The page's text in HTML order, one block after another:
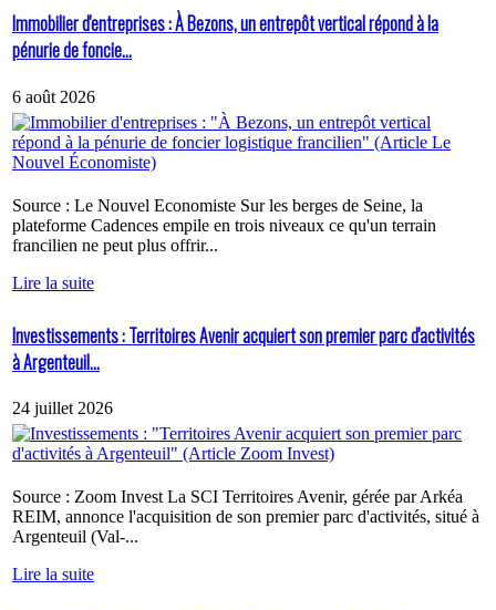
Immobilier d'entreprises : À Bezons, un entrepôt vertical répond à la
pénurie de foncie...
6 août 2026
Source : Le Nouvel Economiste Sur les berges de Seine, la
plateforme Cadences empile en trois niveaux ce qu'un terrain
francilien ne peut plus offrir...
Lire la suite
Investissements : Territoires Avenir acquiert son premier parc d'activités
à Argenteuil...
24 juillet 2026
Source : Zoom Invest La SCI Territoires Avenir, gérée par Arkéa
REIM, annonce l'acquisition de son premier parc d'activités, situé à
Argenteuil (Val-...
Lire la suite